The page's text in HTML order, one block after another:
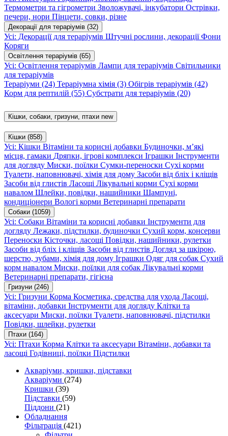
Термометри та гігрометри Зволожувачі, інкубатори Острівки,
печери, нори Пінцети, совки, різне
Декорації для тераріумів (32)
Усі: Декорації для тераріумів Штучні рослини, декораціїФони
Коряги
Освітлення тераріумів (65)
Усі: Освітлення тераріумів Лампи для тераріумів Світильники
для тераріумів
Тераріуми (24) Тераріумна хімія (3) Обігрів тераріумів (42)
Корм для рептилій (55) Субстрати для тераріумів (20)
Кішки, собаки, гризуни, птахи new
Кішки (858)
Усі: Кішки Вітаміни та корисні добавки Будиночки, м’які
місця, гамаки Дряпки, ігрові комплекси Іграшки Інструменти
для догляду Миски, поїлки Сумки-переноски Сухі корми
Туалети, наповнювачі, хімія для дому Засоби від бліх і кліщів
Засоби від глистів Ласощі Лікувальні корми Сухі корми
навалом Шлейки, повідки, нашийники Шампуні,
кондиціонери Вологі корми Ветеринарні препарати
Собаки (1059)
Усі: Собаки Вітаміни та корисні добавки Інструменти для
догляду Лежаки, підстилки, будиночки Сухий корм, консерви
Переноски Кісточки, ласощі Повідки, нашийники, рулетки
Засоби від бліх і кліщів Засоби від глистів Догляд за шкірою,
шерстю, зубами, хімія для дому Іграшки Одяг для собак Сухий
корм навалом Миски, поїлки для собак Лікувальні корми
Ветеринарні препарати, гігієна
Гризуни (246)
Усі: Гризуни Корма Косметика, средства для ухода Ласощі,
вітаміни, добавки Інструменти для догляду Клітки та
аксесуари Миски, поїлки Туалети, наповнювачі, підстилки
Повідки, шлейки, рулетки
Птахи (164)
Усі: Птахи Корма Клітки та аксесуари Вітаміни, добавки та
ласощі Годівниці, поїлки Підстилки
Акваріуми, кришки, підставки
Акваріуми (274)
Кришки (39)
Підставки (59)
Піддони (21)
Обладнання
Фільтрація (421)